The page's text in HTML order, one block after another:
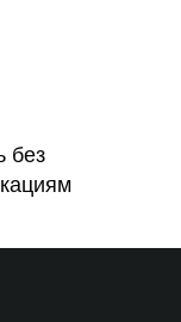
без